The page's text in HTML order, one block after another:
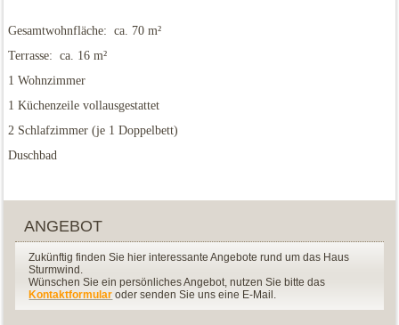
Gesamtwohnfläche: ca. 70 m²
Terrasse: ca. 16 m²
1 Wohnzimmer
1 Küchenzeile vollausgestattet
2 Schlafzimmer (je 1 Doppelbett)
Duschbad
ANGEBOT
Zukünftig finden Sie hier interessante Angebote rund um das Haus
Sturmwind.
Wünschen Sie ein persönliches Angebot, nutzen Sie bitte das
Kontaktformular oder senden Sie uns eine E-Mail.